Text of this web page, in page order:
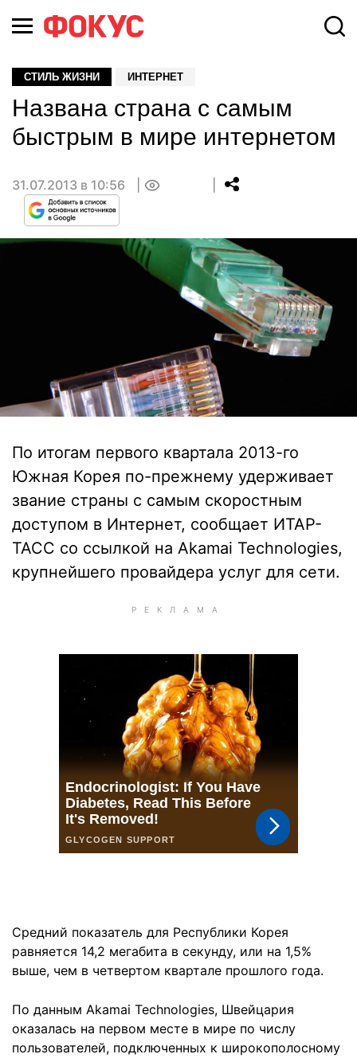
СТИЛЬ ЖИЗНИ ИНТЕРНЕТ
Названа страна с самым
быстрым в мире интернетом
31.07.2013 в 10:56
По итогам первого квартала 2013-го
Южная Корея по-прежнему удерживает
звание страны с самым скоростным
доступом в Интернет, сообщает ИТАР-
ТАСС со ссылкой на Akamai Technologies,
крупнейшего провайдера услуг для сети.
Средний показатель для Республики Корея
равняется 14,2 мегабита в секунду, или на 1,5%
выше, чем в четвертом квартале прошлого года.
По данным Akamai Technologies, Швейцария
оказалась на первом месте в мире по числу
пользователей, подключенных к широкополосному